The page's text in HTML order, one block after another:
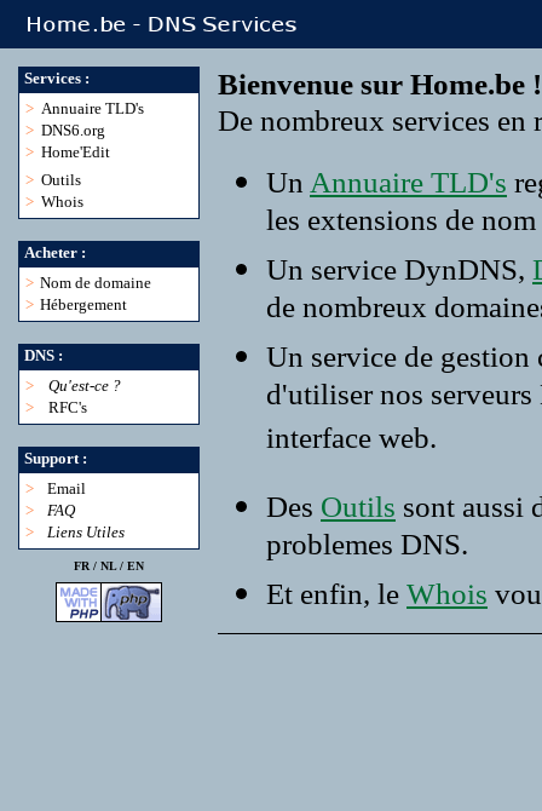
Services :
> Annuaire TLD's
> DNS6.org
> Home'Edit
> Outils
> Whois
Acheter :
> Nom de domaine
> Hébergement
DNS :
>
Qu'est-ce ?
>
RFC's
Support :
>
Email
>
FAQ
>
Liens Utiles
FR / NL/ EN
Bienvenue sur Home.be !
De nombreux services
Un Annuaire TLD's
les extensions de
Un service DynDNS,
de nombreux
Un service de
d'utiliser nos
interface web.
Des Outils sont aussi
problemes DNS.
Et enfin, le Whois